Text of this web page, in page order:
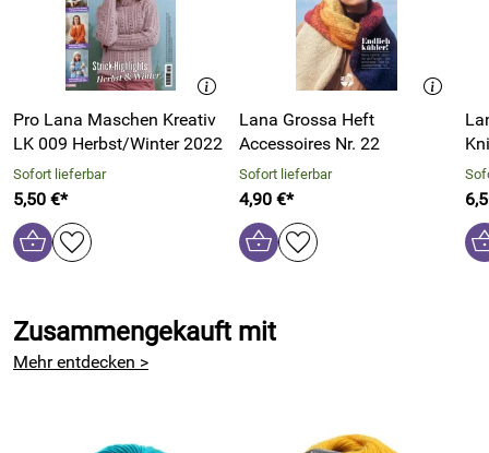
Pro Lana Maschen Kreativ
LK 009 Herbst/Winter 2022
Sofort lieferbar
5,50 €*
Lana Grossa Heft
Accessoires Nr. 22
Sofort lieferbar
4,90 €*
Zusammengekauft mit
Mehr entdecken >